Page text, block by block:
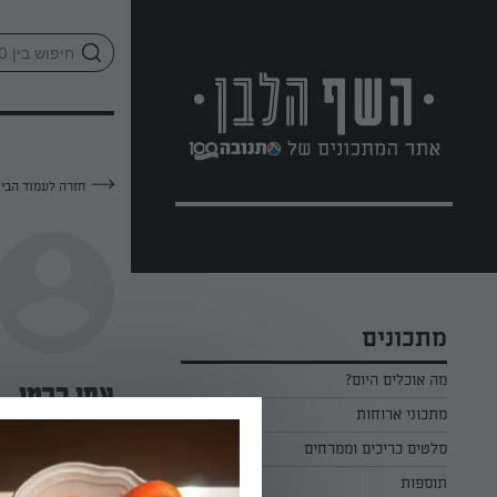
מתכונים
מה אוכלים היום?
מתכוני ארוחות
ארוחת בוקר
ארוחת צהריים
סלטים כריכים וממרחים
כל הסלטים כריכים וממרחים
תוספות
חזרה לעמוד
אפי ברמי
—